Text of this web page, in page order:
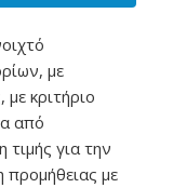
με
κριτήριο
από
για την
προμήθειας με